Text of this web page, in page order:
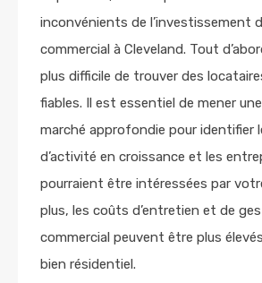
inconvénients de l’investissement
commercial à Cleveland. Tout
plus difficile de trouver des
fiables. Il est essentiel de mener
marché approfondie pour identifier
d’activité en croissance et les
pourraient être intéressées par
plus, les coûts d’entretien et de
commercial peuvent être plus
bien résidentiel.